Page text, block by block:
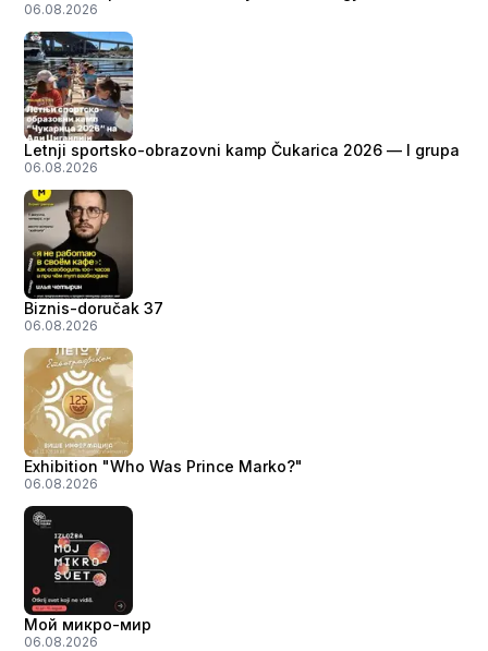
06.08.2026
Letnji sportsko-obrazovni kamp Čukarica 2026 — I grupa
06.08.2026
Biznis-doručak 37
06.08.2026
Exhibition "Who Was Prince Marko?"
06.08.2026
Мой микро-мир
06.08.2026